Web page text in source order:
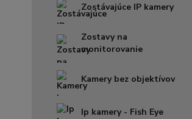
Zostávajúce IP kamery
Zostavy na
monitorovanie
Kamery bez objektívov
Ip kamery - Fish Eye